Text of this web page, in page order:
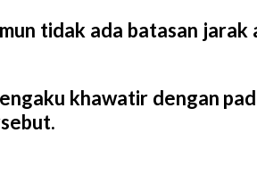
tidak ada batasan
khawatir dengan